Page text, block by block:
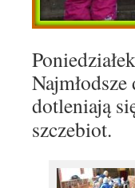
dotleniają
szczebiot.